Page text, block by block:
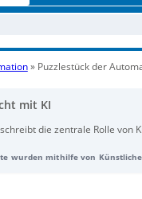
» Puzzlestück der
mit KI
die zentrale Rolle von
Handhabung durch
wurden mithilfe von